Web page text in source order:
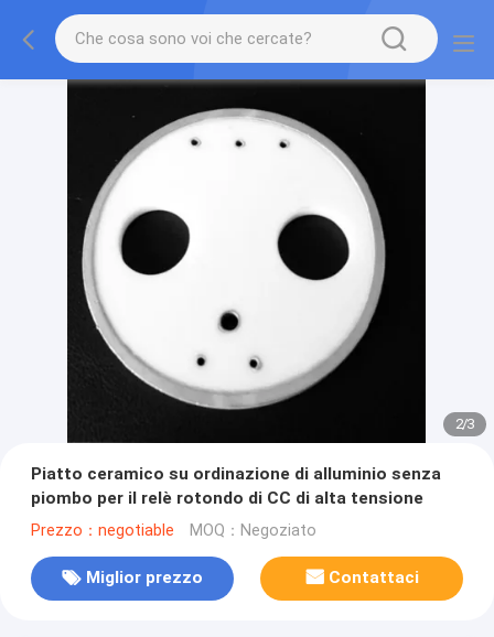
2/3
Piatto ceramico su ordinazione di alluminio senza
piombo per il relè rotondo di CC di alta tensione
Prezzo：negotiable MOQ：Negoziato
Miglior prezzo Contattaci